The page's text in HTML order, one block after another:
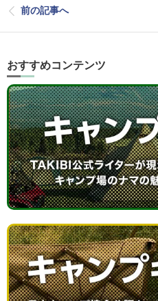
前の記事へ
おすすめコンテンツ